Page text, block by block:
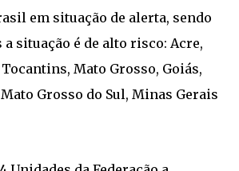
em situação de alerta, sendo
a situação é de alto risco: Acre,
Mato Grosso, Goiás,
Grosso do Sul, Minas Gerais